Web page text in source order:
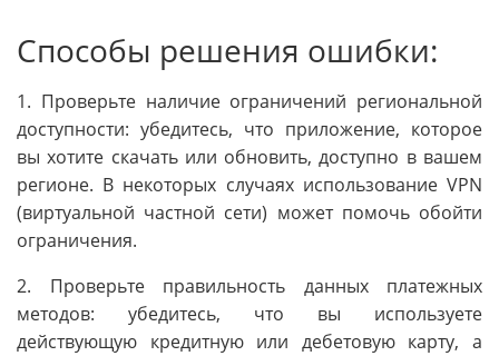
Способы решения ошибки:
1. Проверьте наличие ограничений региональной
доступности: убедитесь, что приложение, которое
вы хотите скачать или обновить, доступно в вашем
регионе. В некоторых случаях использование VPN
(виртуальной частной сети) может помочь обойти
ограничения.
2. Проверьте правильность данных платежных
методов: убедитесь, что вы используете
действующую кредитную или дебетовую карту, а